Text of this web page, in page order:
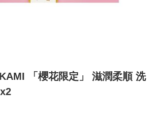
「櫻花限定」 滋潤柔順 洗